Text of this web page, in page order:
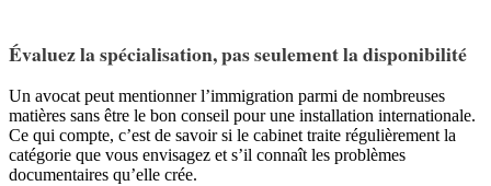
Évaluez la spécialisation, pas seulement la disponibilité
Un avocat peut mentionner l’immigration parmi de nombreuses
matières sans être le bon conseil pour une installation internationale.
Ce qui compte, c’est de savoir si le cabinet traite régulièrement la
catégorie que vous envisagez et s’il connaît les problèmes
documentaires qu’elle crée.